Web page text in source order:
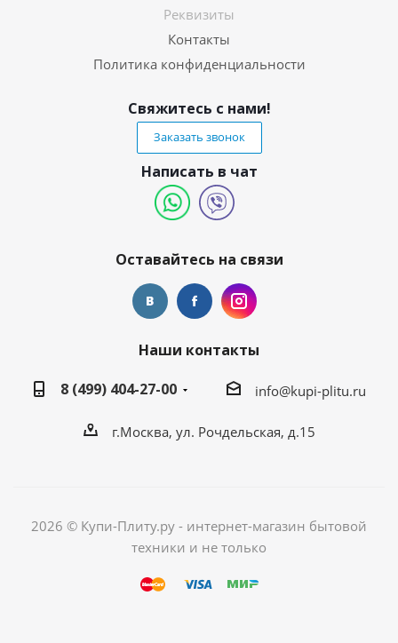
Реквизиты
Контакты
Политика конфиденциальности
Свяжитесь с нами!
Заказать звонок
Написать в чат
Оставайтесь на связи
Наши контакты
8 (499) 404-27-00
info@kupi-plitu.ru
г.Москва, ул. Рочдельская, д.15
2026 © Купи-Плиту.ру - интернет-магазин бытовой
техники и не только